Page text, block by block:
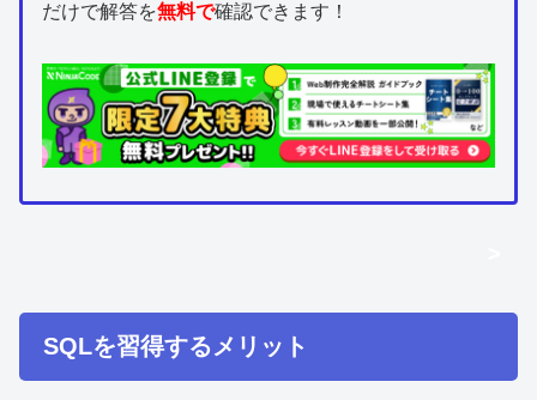
だけで解答を無料で確認できます！
SQLを習得するメリット